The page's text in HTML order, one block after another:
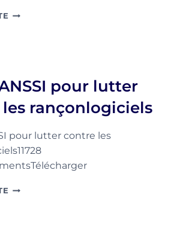
ISO
QUELLES
ÉVOLUTIONS
?
pour lutter
rançonlogiciels
pour lutter contre les
GUIDE